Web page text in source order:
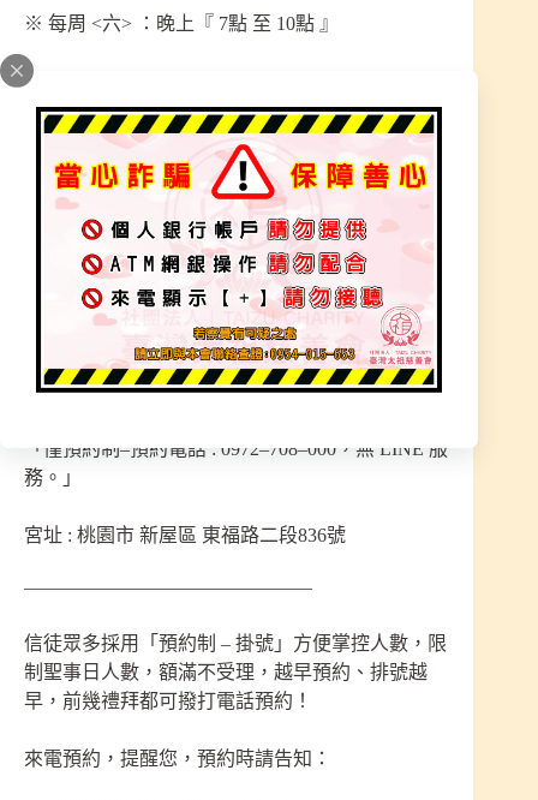
※ 每周 <六> ：晚上『 7點 至 10點 』
「僅預約制–預約電話 : 0972–708–000，無 LINE 服
務。」
宮址 : 台南市 安南區 安中路四段 290巷263弄20號
———————————————
【桃園．玉清聖境 – 辦理 〔聖事〕 時間 ↓】
※ 每周 ：<二> 晚上 『 7 : 30 至 10 : 30 』
※ 每周 ：<四> 晚上 『 7 : 30 至 10 : 30』
「僅預約制–預約電話 : 0972–708–000，無 LINE 服
務。」
宮址 : 桃園市 新屋區 東福路二段836號
———————————————
信徒眾多採用「預約制 – 掛號」方便掌控人數，限
制聖事日人數，額滿不受理，越早預約、排號越
早，前幾禮拜都可撥打電話預約！
來電預約，提醒您，預約時請告知：